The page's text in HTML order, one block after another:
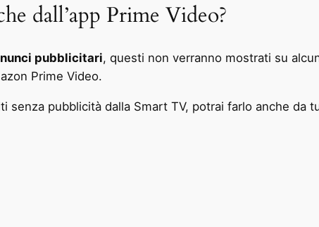
dall’app Prime Video?
pubblicitari, questi non verranno mostrati su
Prime Video.
pubblicità dalla Smart TV, potrai farlo anche da